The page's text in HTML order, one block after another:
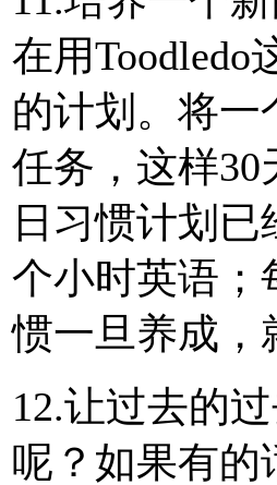
在用
的计划。将一
任务，这样
日习惯计划
个小时英语
惯一旦养成，
12.让过去的
呢？如果有的